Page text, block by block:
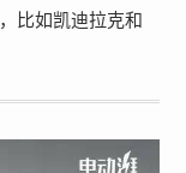
比如凯迪拉克和